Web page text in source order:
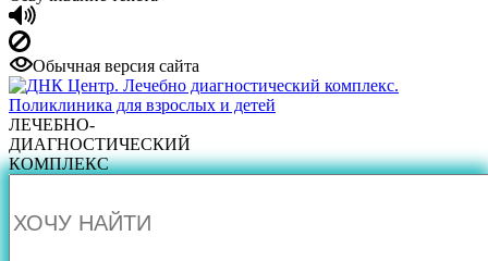
Обычная версия сайта
ЛЕЧЕБНО-
ДИАГНОСТИЧЕСКИЙ
КОМПЛЕКС